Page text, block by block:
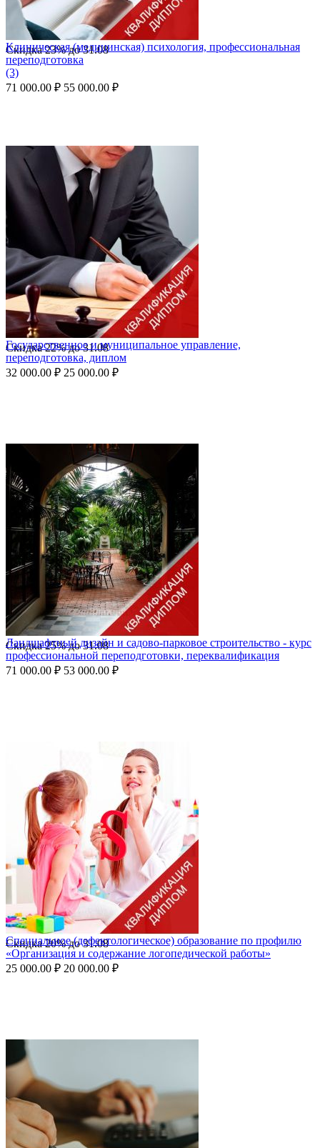
Скидка23%до31.08
Клиническая (медицинская) психология, профессиональная
переподготовка
(3)
71 000.00 ₽ 55 000.00 ₽
Скидка22%до31.08
Государственное и муниципальное управление,
переподготовка, диплом
32 000.00 ₽ 25 000.00 ₽
Скидка25%до31.08
Ландшафтный дизайн и садово-парковое строительство - курс
профессиональной переподготовки, переквалификация
71 000.00 ₽ 53 000.00 ₽
Скидка20%до31.08
Специальное (дефектологическое) образование по профилю
«Организация и содержание логопедической работы»
25 000.00 ₽ 20 000.00 ₽